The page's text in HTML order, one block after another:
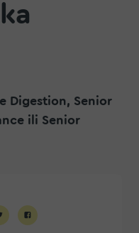
Digestion, Senior
ili Senior